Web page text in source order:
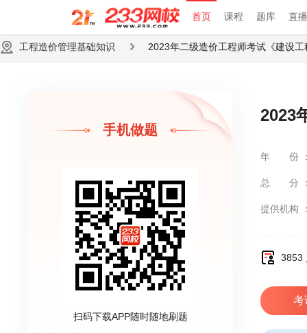
首页 课程 题库 直
工程造价管理基础知识 2023年二级造价工程师考试《建设
手机做题
扫码下载APP随时随地刷题
2023
年份
总分
提供机构
3853
考